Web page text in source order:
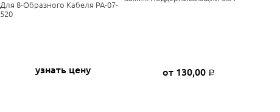
Для 8-Образного Кабеля PA-07-
520
узнать цену от 130,00 Р